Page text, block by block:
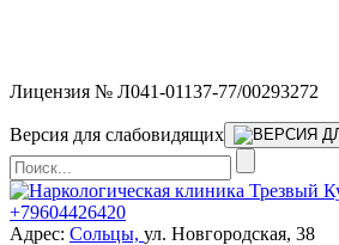
Лицензия № Л041-01137-77/00293272
Версия для слабовидящих
+79604426420
Адрес: Сольцы, ул. Новгородская, 38